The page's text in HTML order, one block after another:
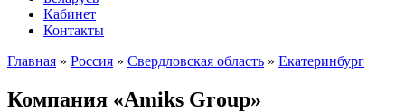
Кабинет
Контакты
Главная » Россия » Свердловская область » Екатеринбург
Компания «Amiks Group»